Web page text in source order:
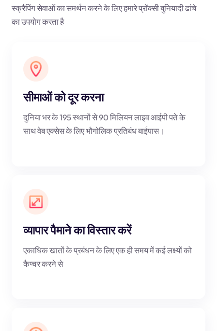
स्क्रैपिंग सेवाओं का समर्थन करने के लिए हमारे प्रॉक्सी बुनियादी ढांचे
का उपयोग करता है
सीमाओं को दूर करना
दुनिया भर के 195 स्थानों से 90 मिलियन लाइव आईपी पते के
साथ वेब एक्सेस के लिए भौगोलिक प्रतिबंध बाईपास।
व्यापार पैमाने का विस्तार करें
एकाधिक खातों के प्रबंधन के लिए एक ही समय में कई लक्ष्यों को
कैप्चर करने से